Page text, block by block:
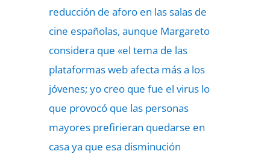
reducción de aforo en las salas de
cine españolas, aunque Margareto
considera que «el tema de las
plataformas web afecta más a los
jóvenes; yo creo que fue el virus lo
que provocó que las personas
mayores prefirieran quedarse en
casa ya que esa disminución